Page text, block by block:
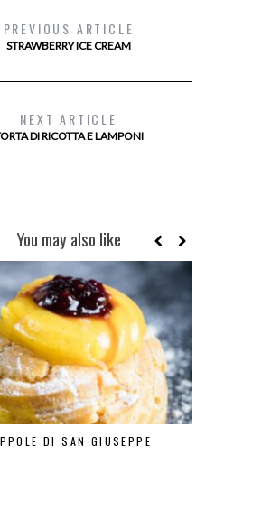
PREVIOUS ARTICLE
STRAWBERRY ICE CREAM
NEXT ARTICLE
DI RICOTTA E LAMPONI
You may also like
DI SAN GIUSEPPE